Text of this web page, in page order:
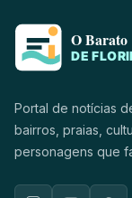
Portal de notícias
bairros, praias,
personagens que